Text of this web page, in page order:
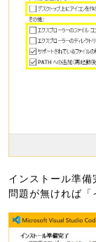
インストール準備
問題が無ければ「